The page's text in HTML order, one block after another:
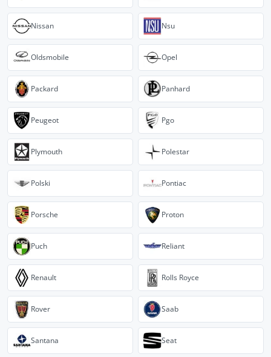
Nissan Nsu
Oldsmobile Opel
Packard Panhard
Peugeot Pgo
Plymouth Polestar
Polski Pontiac
Porsche Proton
Puch Reliant
Renault Rolls Royce
Rover Saab
Santana Seat